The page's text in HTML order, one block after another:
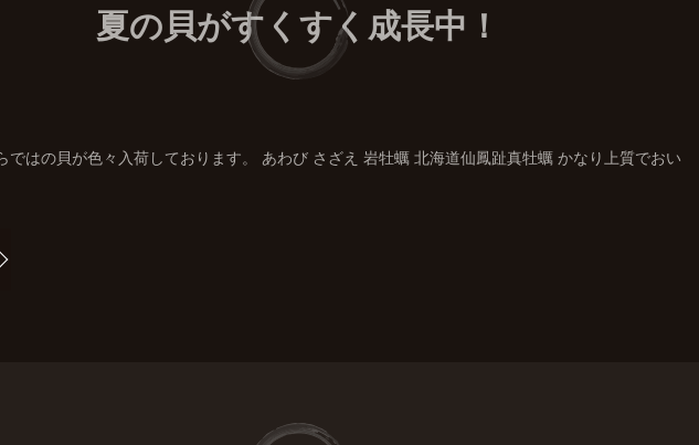
夏の貝がすくすく成長中！
ではの貝が色々入荷しております。 あわび さざえ 岩牡蠣 北海道仙鳳趾真牡蠣 かなり上質でおい